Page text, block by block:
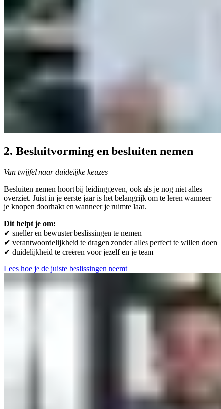
2. Besluitvorming en besluiten nemen
Van twijfel naar duidelijke keuzes
Besluiten nemen hoort bij leidinggeven, ook als je nog niet alles
overziet. Juist in je eerste jaar is het belangrijk om te leren wanneer
je knopen doorhakt en wanneer je ruimte laat.
Dit helpt je om:
✔ sneller en bewuster beslissingen te nemen
✔ verantwoordelijkheid te dragen zonder alles perfect te willen doen
✔ duidelijkheid te creëren voor jezelf en je team
Lees hoe je de juiste beslissingen neemt